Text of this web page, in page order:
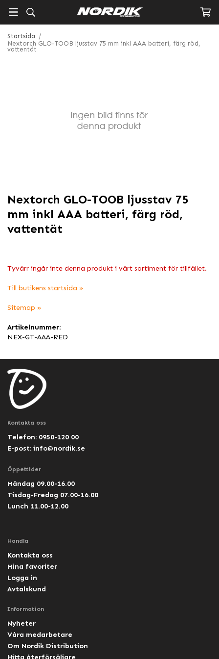
Startsida /
Nextorch GLO-TOOB ljusstav 75 mm inkl AAA batteri, färg röd,
vattentät
Nextorch GLO-TOOB ljusstav 75
mm inkl AAA batteri, färg röd,
vattentät
Tyvärr ingår inte denna produkt i vårt sortiment för tillfället.
Till butikens startsida »
Sitemap »
Artikelnummer:
NEX-GT-AAA-RED
Kontakta oss
Telefon: 0950-120 00
E-post: info@nordik.se
Öppettider
Måndag 09.00-16.00
Tisdag-Fredag 07.00-16.00
Lunch 11.00-12.00
Handla
Kontakta oss
Mina favoriter
Logga in
Avtalskund
Information
Nyheter
Våra medarbetare
Om Nordik Distribution
Hitta återförsäljare